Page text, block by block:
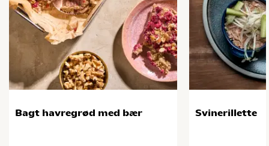
Bagt havregrød med bær Svinerillette